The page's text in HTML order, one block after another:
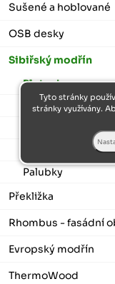
Sušené a hoblované
OSB desky
Sibiřský modřín
Plotovky
Podkladové
Fasádní obklad
Palubky
Překližka
Rhombus - fasádní
Evropský modřín
ThermoWood
Tyto stránky
stránky využívány.